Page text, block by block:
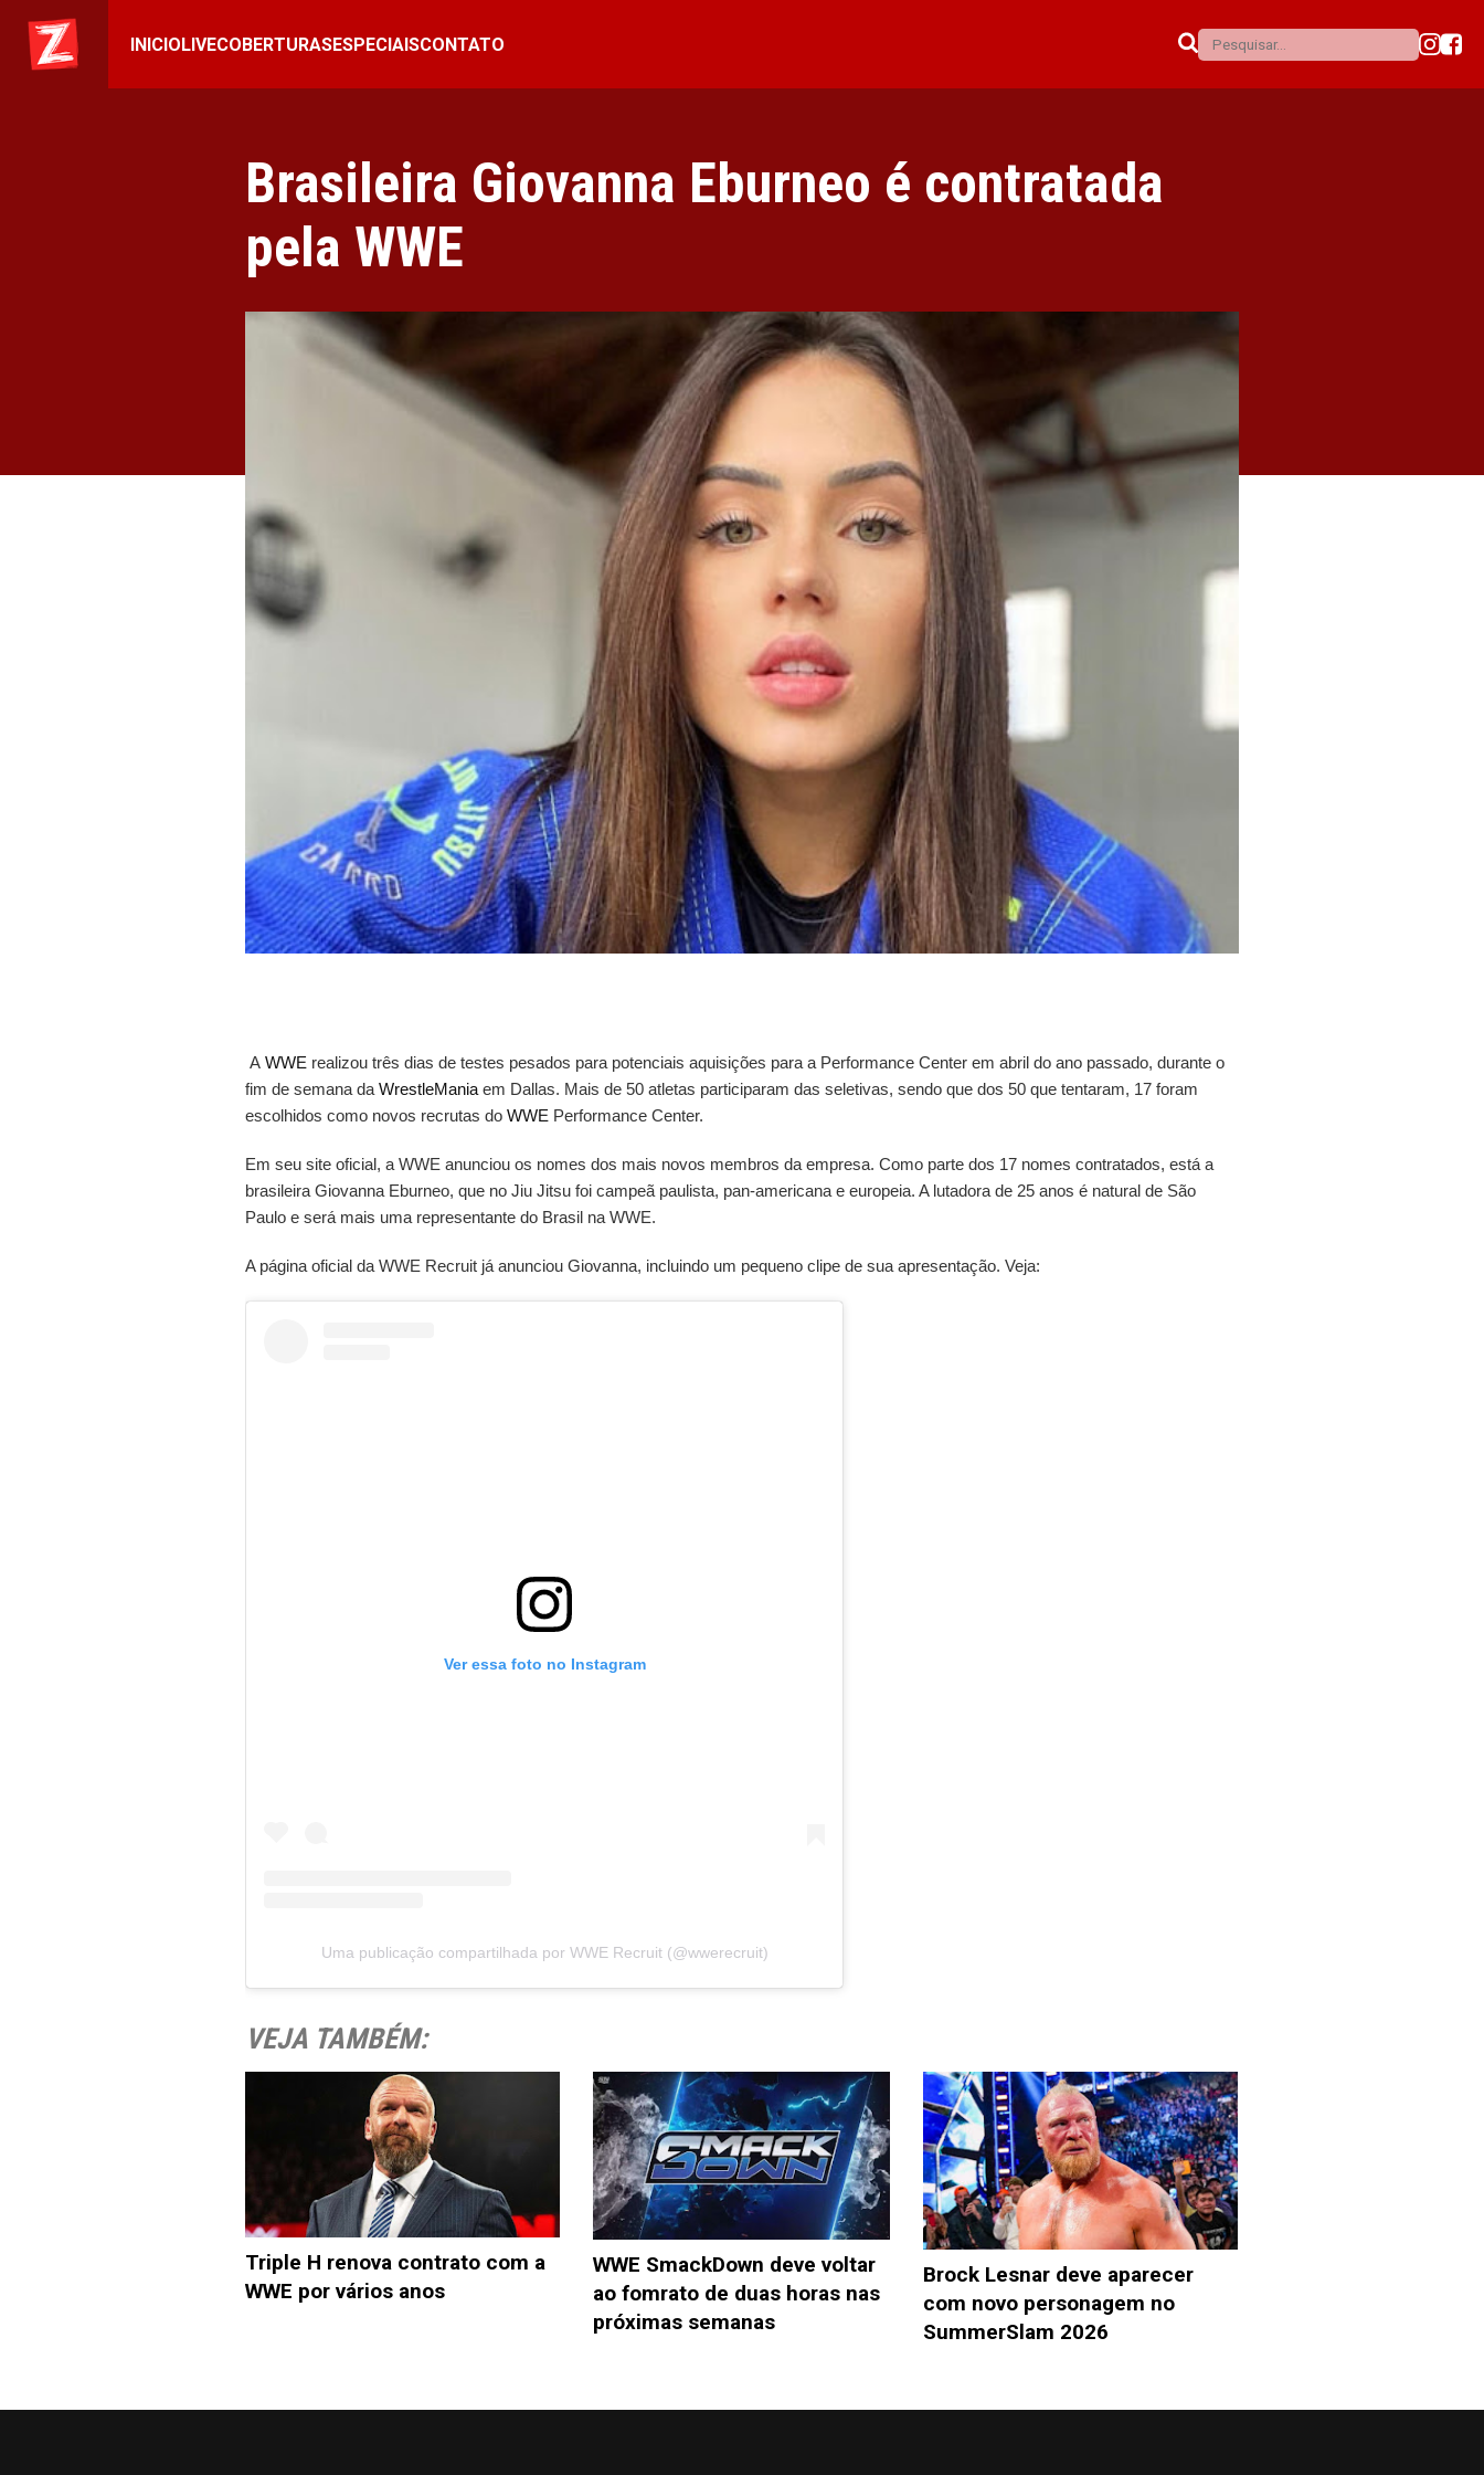
INICIOLIVECOBERTURASESPECIAISCONTATO
Brasileira Giovanna Eburneo é contratada
pela WWE
A WWE realizou três dias de testes pesados para potenciais aquisições para a Performance Center em abril do ano passado, durante o
fim de semana da WrestleMania em Dallas. Mais de 50 atletas participaram das seletivas, sendo que dos 50 que tentaram, 17 foram
escolhidos como novos recrutas do WWE Performance Center.
Em seu site oficial, a WWE anunciou os nomes dos mais novos membros da empresa. Como parte dos 17 nomes contratados, está a
brasileira Giovanna Eburneo, que no Jiu Jitsu foi campeã paulista, pan-americana e europeia. A lutadora de 25 anos é natural de São
Paulo e será mais uma representante do Brasil na WWE.
A página oficial da WWE Recruit já anunciou Giovanna, incluindo um pequeno clipe de sua apresentação. Veja:
Ver essa foto no Instagram
Uma publicação compartilhada por WWE Recruit (@wwerecruit)
VEJA TAMBÉM:
Triple H renova contrato com a
WWE por vários anos
WWE SmackDown deve voltar
ao fomrato de duas horas nas
próximas semanas
Brock Lesnar deve aparecer
com novo personagem no
SummerSlam 2026